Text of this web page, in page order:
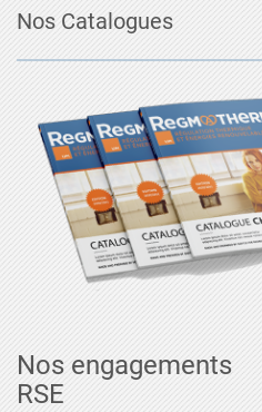
Nos Catalogues
Nos engagements
RSE